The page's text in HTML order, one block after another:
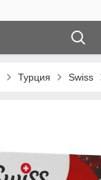
Турция Swiss